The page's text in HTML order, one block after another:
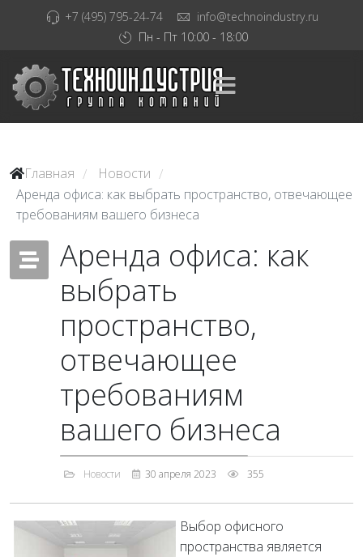
+7 (495) 795-24-74
info@technoindustry.ru
Пн - Пт 10:00 - 18:00
Главная / Новости /
Аренда офиса: как выбрать пространство, отвечающее
требованиям вашего бизнеса
Аренда офиса: как
выбрать
пространство,
отвечающее
требованиям
вашего бизнеса
Новости 30 апреля 2023 355
Выбор офисного
пространства является